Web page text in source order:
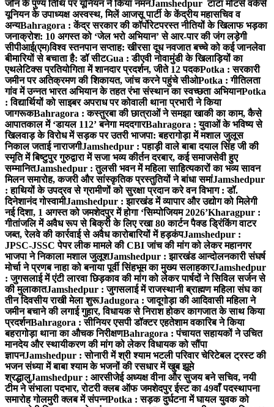
जॉन के पुण्य तिथि पर यूनियन ने किया नमनJamshedpur टाटा मोटर्स वर्कर्स
यूनियन के उपाध्यक्ष अस्वस्थ, मिलें आजसू पार्टी के केंद्रीय महासचिव व
अन्यBahragora : केंद्र सरकार की कॉर्पोरेटपरस्त नीतियों के खिलाफ भड़का
जनाक्रोश: 10 अगस्त को ‘जेल भरो अभियान’ से आर-पार की जंग लड़ेगी
सीपीआई(एम)विश्व स्तनपान सप्ताह: खीरसा दूध नवजात बच्चे को कई जानलेवा
बीमारियों से बचाता है: डॉ सीटGua : डीएवी नोवामुंडी के खिलाड़ियों का
एथलेटिक्स प्रतियोगिता में शानदार प्रदर्शन, जीते 12 पदकPotka : सरकारी
जमीन पर अतिक्रमण की शिकायत, जांच करने पहुंचे सीओPotka : गीतिलता
गांव में उन्नत भारत अभियान के तहत रंभा संस्थान का स्वच्छता अभियानPotka
: विद्यार्थियों को साइबर अपराध पर कोवाली थाना प्रभारी ने किया
जागरूकBahragora : कस्तुरबा की छात्राओं ने समझा खाकी का काम, कैसे
आपातकाल में ‘डायल 112’ बनेगा मददगारBahragora : युवाओं के भविष्य से
खिलवाड़ के विरोध में सड़क पर उतरी भाजपा: बहरागोड़ा में मशाल जुलूस
निकाल जताई नाराजगीJamshedpur : पहाड़ी वाले बाबा दयाल सिंह जी की
स्मृति में बिष्टुपुर गुरुद्वारा में सजा भव्य कीर्तन दरबार, कई समाजसेवी हुए
सम्मानितJamshedpur : तुलसी भवन में महिला साहित्यकारों का भव्य सावन
मिलन समारोह, कजरी और सांस्कृतिक प्रस्तुतियों ने बांधा समांJamshedpur
: हाथियों के उपद्रव से ग्रामीणों को सुरक्षा प्रदान करे वन विभाग : डॉ.
दिनेशानंद गोस्वामीJamshedpur : झारखंड में व्यापार और उद्योग को मिलेगी
नई दिशा, 1 अगस्त को जमशेदपुर में होगा ‘सिम्पोजियम 2026’Kharagpur :
गीतांजलि में अवैध रूप से बिक्री के लिए रखा 80 कार्टन पैक्ड ड्रिंकिंग वाटर
जब्त, रेलवे की कार्रवाई से अवैध कारोबारियों में हड़कंपJamshedpur :
JPSC-JSSC पेपर लीक मामले की CBI जांच की मांग को लेकर महानगर
भाजपा ने निकाला मशाल जुलूशJamshedpur : झारखंड आन्दोलनकारी संघर्ष
मोर्चा ने प्रणब नाहा को बनाया पूर्वी सिंहभूम का मुख्य सलाहकारJamshedpur
: जुगसलाई में एंटी लारवा छिड़काव की मांग को लेकर पार्षदों ने सिविल सर्जन से
की मुलाकातJamshedpur : जुगसलाई में राजस्थानी ब्राह्मण महिला संघ का
तीन दिवसीय राखी मेला शुरूJadugora : जादूगोड़ा की आदिवासी महिला ने
जमीन बचाने की लगाई गुहार, विधायक से निराश होकर कागजात के साथ किया
प्रदर्शनBahragora : सीनियर एसपी डॉक्टर एहतेशाम वकारिब ने किया
बहरागोड़ा थाना का औचक निरीक्षणBahragora : पंचायत सहायकों ने उचित
मानदेय और स्थायीकरण की मांग को लेकर विधायक को सौंपा
ज्ञापनJamshedpur : सोनारी में श्री श्याम भटली परिवार चेरिटेबल ट्रस्ट की
भजन संध्या में बाबा श्याम के भजनों की रसधार में खुब झूमे
श्रद्धालुJamshedpur : आरसीजेई अध्यक्ष वीना और सुजय बने सचिव, नयी
टीम ने संभाला पदभार, रोटरी क्लब ऑफ जमशेदपुर ईस्ट का 49वाँ पदस्थापना
समारोह गोलमुरी क्लब में संपन्नPotka : सड़क दुर्घटना में घायल युवक को